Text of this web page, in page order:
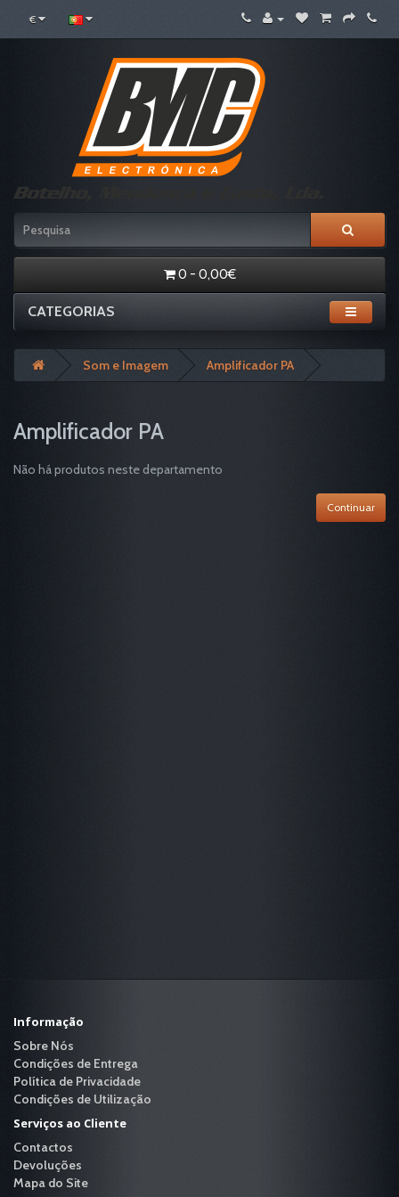
€
0 - 0,00€
CATEGORIAS
Som e Imagem Amplificador PA
Amplificador PA
Não há produtos neste departamento
Continuar
Informação
Sobre Nós
Condições de Entrega
Política de Privacidade
Condições de Utilização
Serviços ao Cliente
Contactos
Devoluções
Mapa do Site